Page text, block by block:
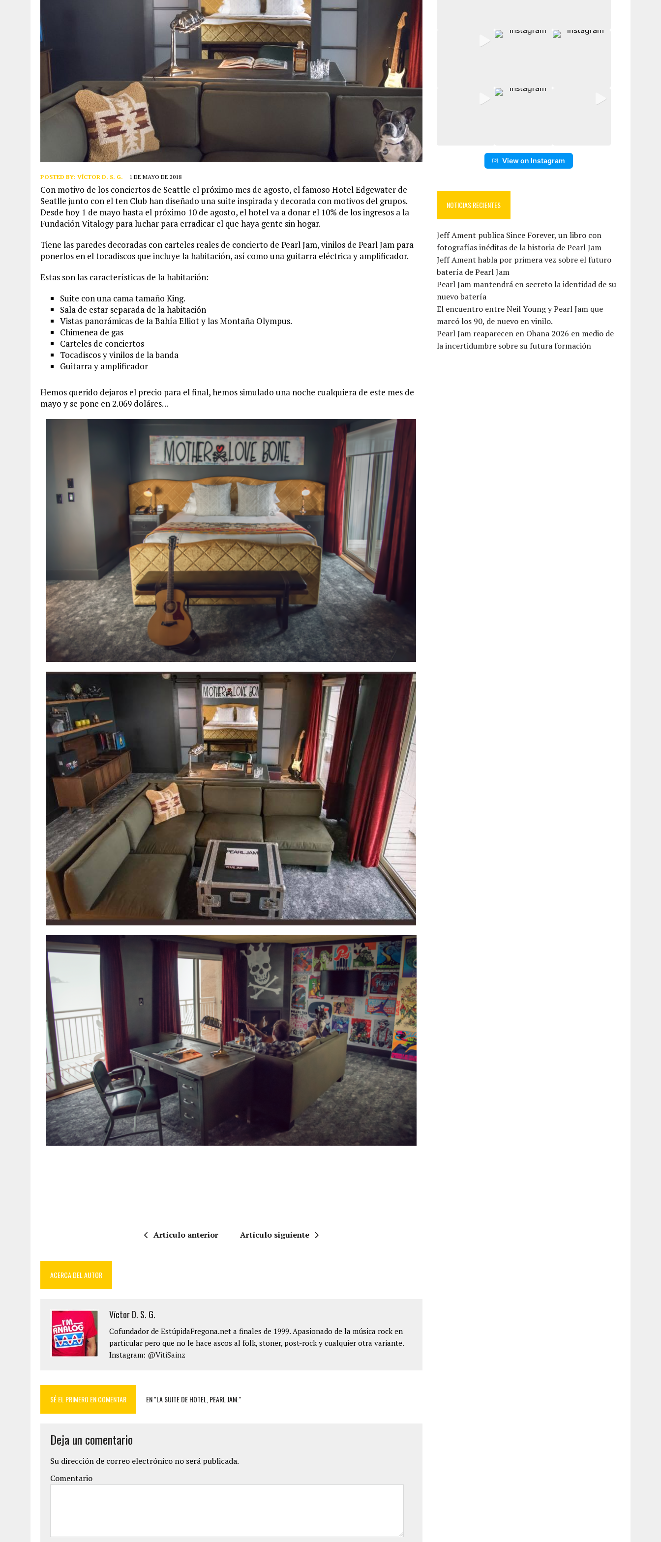
POSTED BY: VÍCTOR D. S. G. 1 DE MAYO DE 2018
Con motivo de los conciertos de Seattle el próximo mes de agosto, el famoso Hotel Edgewater de
Seatlle junto con el ten Club han diseñado una suite inspirada y decorada con motivos del grupos.
Desde hoy 1 de mayo hasta el próximo 10 de agosto, el hotel va a donar el 10% de los ingresos a la
Fundación Vitalogy para luchar para erradicar el que haya gente sin hogar.
Tiene las paredes decoradas con carteles reales de concierto de Pearl Jam, vinilos de Pearl Jam para
ponerlos en el tocadiscos que incluye la habitación, así como una guitarra eléctrica y amplificador.
Estas son las características de la habitación:
Suite con una cama tamaño King.
Sala de estar separada de la habitación
Vistas panorámicas de la Bahía Elliot y las Montaña Olympus.
Chimenea de gas
Carteles de conciertos
Tocadiscos y vinilos de la banda
Guitarra y amplificador
Hemos querido dejaros el precio para el final, hemos simulado una noche cualquiera de este mes de
mayo y se pone en 2.069 doláres…
Artículo anterior Artículo siguiente
ACERCA DEL AUTOR
Víctor D. S. G.
Cofundador de EstúpidaFregona.net a finales de 1999. Apasionado de la música rock en
particular pero que no le hace ascos al folk, stoner, post-rock y cualquier otra variante.
Instagram: @VitiSainz
SÉ EL PRIMERO EN COMENTAR EN "LA SUITE DE HOTEL, PEARL JAM."
Deja un comentario
Su dirección de correo electrónico no será publicada.
Comentario
View on Instagram
NOTICIAS RECIENTES
Jeff Ament publica Since Forever, un libro con
fotografías inéditas de la historia de Pearl Jam
Jeff Ament habla por primera vez sobre el futuro
batería de Pearl Jam
Pearl Jam mantendrá en secreto la identidad de su
nuevo batería
El encuentro entre Neil Young y Pearl Jam que
marcó los 90, de nuevo en vinilo.
Pearl Jam reaparecen en Ohana 2026 en medio de
la incertidumbre sobre su futura formación